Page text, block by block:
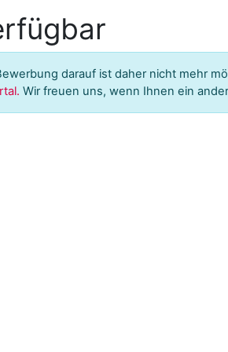
darauf ist daher nicht mehr
Wir freuen uns, wenn Ihnen ein